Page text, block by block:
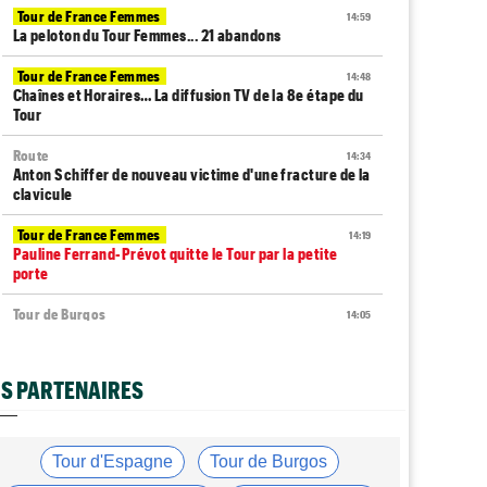
14:59
Tour de France Femmes
La peloton du Tour Femmes... 21 abandons
14:48
Tour de France Femmes
Chaînes et Horaires… La diffusion TV de la 8e étape du
Tour
14:34
Route
Anton Schiffer de nouveau victime d'une fracture de la
clavicule
14:19
Tour de France Femmes
Pauline Ferrand-Prévot quitte le Tour par la petite
porte
14:05
Tour de Burgos
Tour de France Femmes
Lorena Wiebes : "La 8e étape ? Nous l'avons ciblé..."
Tour de France Femmes
Antonia Niedermaier : "Kasia ? J’ai toujours cru en elle"
PARTENAIRES
Tour d'Espagne Tour de Burgos